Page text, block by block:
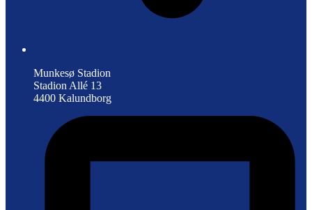
Munkesø Stadion
Stadion Allé 13
4400 Kalundborg